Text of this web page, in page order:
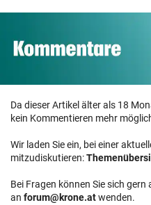
Da dieser Artikel älter als 18
kein Kommentieren mehr
Wir laden Sie ein, bei einer
mitzudiskutieren:
Bei Fragen können Sie sich
an forum@krone.atwenden.